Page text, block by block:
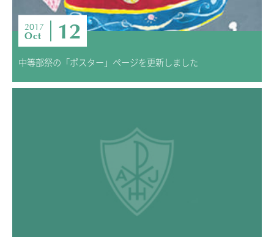
2017
Oct 12
中等部祭の「ポスター」ページを更新しました